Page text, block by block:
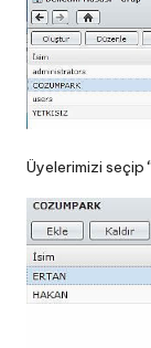
Üyelerimizi seçip